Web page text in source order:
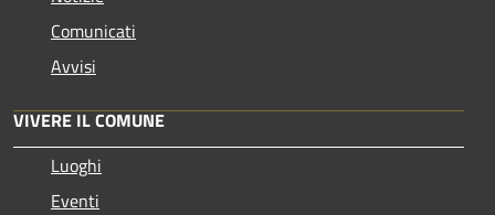
Comunicati
Avvisi
VIVERE IL COMUNE
Luoghi
Eventi